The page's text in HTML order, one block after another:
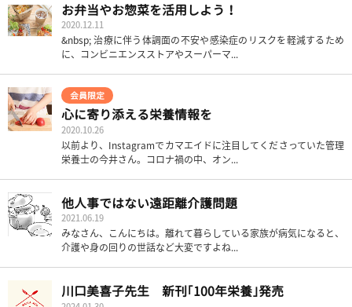
お弁当やお惣菜を活用しよう！
2020.12.11
&nbsp; 治療に伴う体調面の不安や感染症のリスクを軽減するため
に、コンビニエンスストアやスーパーマ...
心に寄り添える栄養情報を
会員限定
2020.10.26
以前より、Instagramでカマエイドに注目してくださっていた管理
栄養士の今井さん。コロナ禍の中、オン...
他人事ではない遠距離介護問題
2021.06.19
みなさん、こんにちは。離れて暮らしている家族が病気になると、
介護や身の回りの世話など大変ですよね...
川口美喜子先生 新刊｢100年栄養｣発売